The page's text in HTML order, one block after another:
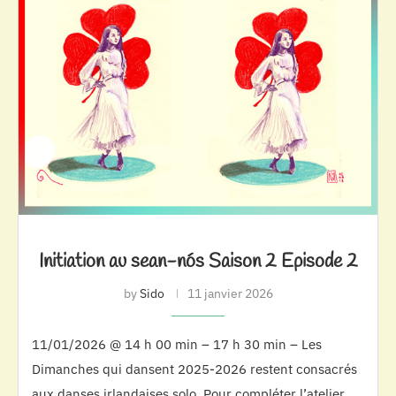
Initiation au sean-nós Saison 2 Episode 2
bySido 11 janvier 2026
11/01/2026 @ 14 h 00 min – 17 h 30 min – Les
Dimanches qui dansent 2025-2026 restent consacrés